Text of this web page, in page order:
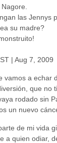
las Jennys
su madre?
| Aug 7, 2009
vamos a echar
que no
rodado sin
un nuevo
de mi vida
a quien odiar,